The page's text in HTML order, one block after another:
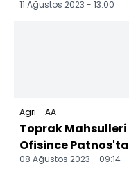
11 Ağustos 2023 - 13:00
Ağrı - AA
Toprak Mahsulleri
Ofisince Patnos'ta
geçici alım merkezi
08 Ağustos 2023 - 09:14